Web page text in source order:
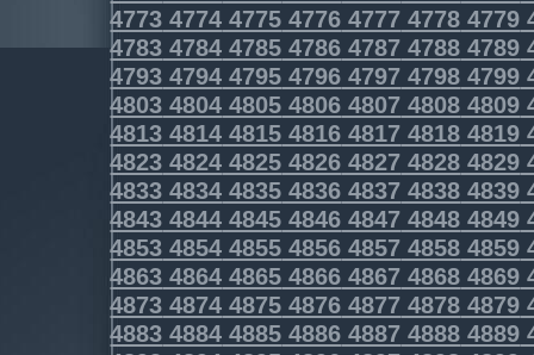
4773 4774 4775 4776 4777 4778 4779
4783 4784 4785 4786 4787 4788 4789
4793 4794 4795 4796 4797 4798 4799
4803 4804 4805 4806 4807 4808 4809
4813 4814 4815 4816 4817 4818 4819
4823 4824 4825 4826 4827 4828 4829
4833 4834 4835 4836 4837 4838 4839
4843 4844 4845 4846 4847 4848 4849
4853 4854 4855 4856 4857 4858 4859
4863 4864 4865 4866 4867 4868 4869
4873 4874 4875 4876 4877 4878 4879
4883 4884 4885 4886 4887 4888 4889